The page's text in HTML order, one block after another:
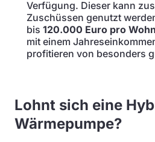
Verfügung. Dieser kann
Zuschüssen genutzt
bis 120.000 Euro pro
mit einem
profitieren von besonders
Lohnt sich eine
Wärmepumpe?